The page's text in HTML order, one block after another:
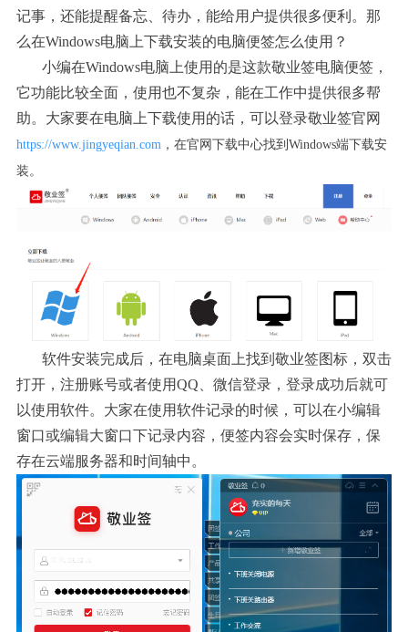
记事，还能提醒备忘、待办，能给用户提供很多便利。那
么在Windows电脑上下载安装的电脑便签怎么使用？
小编在Windows电脑上使用的是这款敬业签电脑便签，
它功能比较全面，使用也不复杂，能在工作中提供很多帮
助。大家要在电脑上下载使用的话，可以登录敬业签官网
https://www.jingyeqian.com，在官网下载中心找到Windows端下载安
装。
软件安装完成后，在电脑桌面上找到敬业签图标，双击
打开，注册账号或者使用QQ、微信登录，登录成功后就可
以使用软件。大家在使用软件记录的时候，可以在小编辑
窗口或编辑大窗口下记录内容，便签内容会实时保存，保
存在云端服务器和时间轴中。